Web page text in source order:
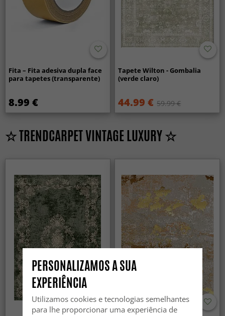
Fita – Fita adesiva dupla face
para tapetes (transparente)
8.99 €
Tapete Wilton - Gombalia
(verde claro)
44.99 € 59.99 €
☆ TRENDCARPET VINTAGE LUXURY ☆
PERSONALIZAMOS A SUA
EXPERIÊNCIA
Utilizamos cookies e tecnologias semelhantes
para lhe proporcionar uma experiência de